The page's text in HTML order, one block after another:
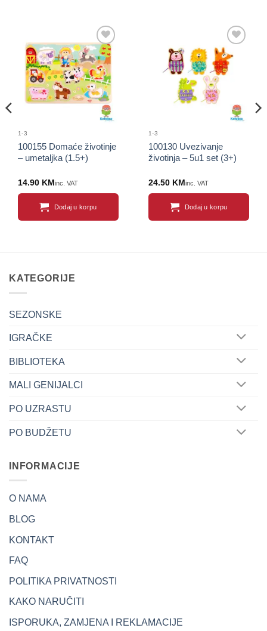
Sačuvaj
proizvod
1-3
100155 Domaće životinje
– umetaljka (1.5+)
14.90 KM inc. VAT
Dodaj u korpu
Sačuvaj
proizvod
1-3
100130 Uvezivanje
životinja – 5u1 set (3+)
24.50 KM inc. VAT
Dodaj u korpu
KATEGORIJE
SEZONSKE
IGRAČKE
BIBLIOTEKA
MALI GENIJALCI
PO UZRASTU
PO BUDŽETU
INFORMACIJE
O NAMA
BLOG
KONTAKT
FAQ
POLITIKA PRIVATNOSTI
KAKO NARUČITI
ISPORUKA, ZAMJENA I REKLAMACIJE